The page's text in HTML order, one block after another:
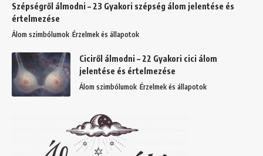
Szépségről álmodni – 23 Gyakori szépség álom jelentése és
értelmezése
Álom szimbólumok Érzelmek és állapotok
Ciciről álmodni – 22 Gyakori cici álom
jelentése és értelmezése
Álom szimbólumok Érzelmek és állapotok